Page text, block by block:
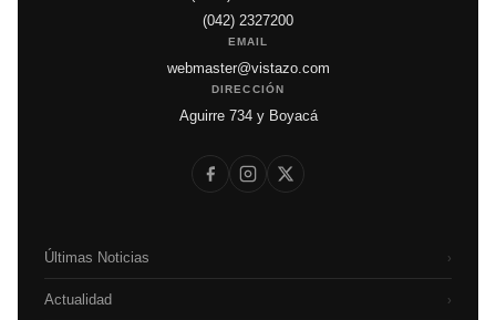
(042) 2327200
EMAIL
webmaster@vistazo.com
DIRECCIÓN
Aguirre 734 y Boyacá
Últimas Noticias ›
Actualidad ›